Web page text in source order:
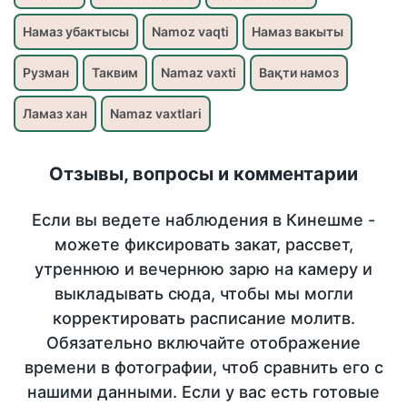
Намаз убактысы Namoz vaqti Намаз вакыты
Рузман Таквим Namaz vaxti Вақти намоз
Ламаз хан Namaz vaxtlari
Отзывы, вопросы и комментарии
Если вы ведете наблюдения в Кинешме -
можете фиксировать закат, рассвет,
утреннюю и вечернюю зарю на камеру и
выкладывать сюда, чтобы мы могли
корректировать расписание молитв.
Обязательно включайте отображение
времени в фотографии, чтоб сравнить его с
нашими данными. Если у вас есть готовые